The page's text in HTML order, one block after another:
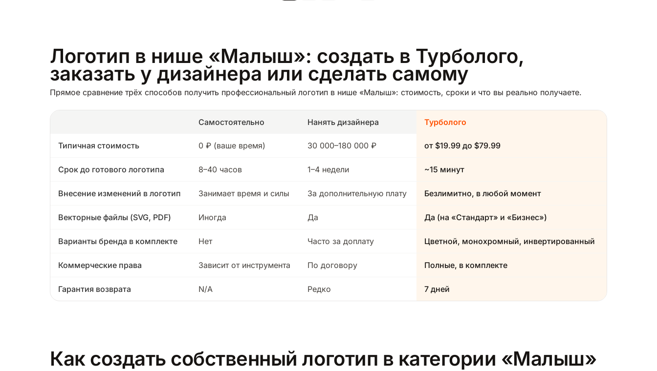
Логотип в нише «Малыш»: создать в Турболого,
заказать у дизайнера или сделать самому
Прямое сравнение трёх способов получить профессиональный логотип в нише «Малыш»: стоимость, сроки и что вы реально получаете.
Самостоятельно Нанять дизайнера Турболого
Типичная стоимость 0 ₽ (ваше время) 30 000–180 000 ₽ от $19.99 до $79.99
Срок до готового логотипа 8–40 часов 1–4 недели ~15 минут
Внесение изменений в логотип Занимает время и силы За дополнительную плату Безлимитно, в любой момент
Векторные файлы (SVG, PDF) Иногда Да Да (на «Стандарт» и «Бизнес»)
Варианты бренда в комплекте Нет Часто за доплату Цветной, монохромный, инвертированный
Коммерческие права Зависит от инструмента По договору Полные, в комплекте
Гарантия возврата N/A Редко 7 дней
Как создать собственный логотип в категории «Малыш»